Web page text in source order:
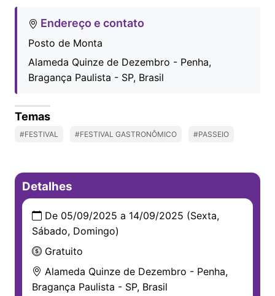
Endereço e contato
Posto de Monta
Alameda Quinze de Dezembro - Penha,
Bragança Paulista - SP, Brasil
Temas
#FESTIVAL #FESTIVAL GASTRONÔMICO #PASSEIO
Detalhes
De 05/09/2025 a 14/09/2025 (Sexta,
Sábado, Domingo)
Gratuito
Alameda Quinze de Dezembro - Penha,
Bragança Paulista - SP, Brasil